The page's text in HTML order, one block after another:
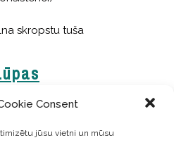
Consent
jūsu vietni un mūsu
skropstu tuša
CatwalkJAUNUMS!
tonis: Chocolate cream